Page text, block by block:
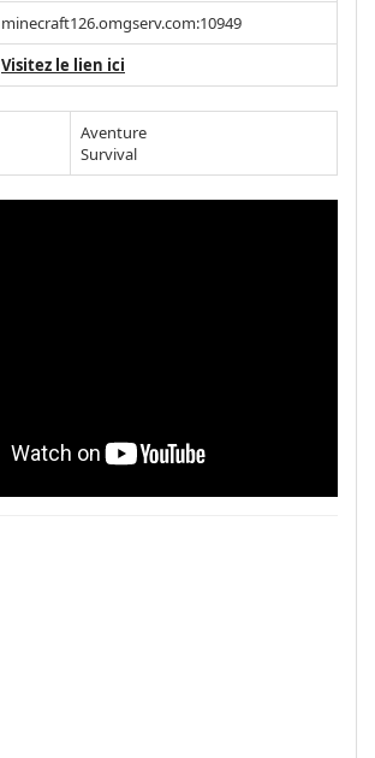
minecraft126.omgserv.com:10949
Visitez le lien ici
Aventure
Survival